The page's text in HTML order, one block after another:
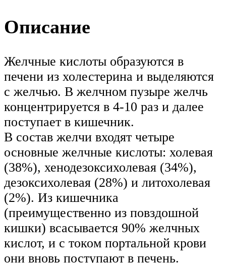
Описание
Желчные кислоты образуются в
печени из холестерина и выделяются
с желчью. В желчном пузыре желчь
концентрируется в 4-10 раз и далее
поступает в кишечник.
В состав желчи входят четыре
основные желчные кислоты: холевая
(38%), хенодезоксихолевая (34%),
дезоксихолевая (28%) и литохолевая
(2%). Из кишечника
(преимущественно из повздошной
кишки) всасывается 90% желчных
кислот, и с током портальной крови
они вновь поступают в печень.